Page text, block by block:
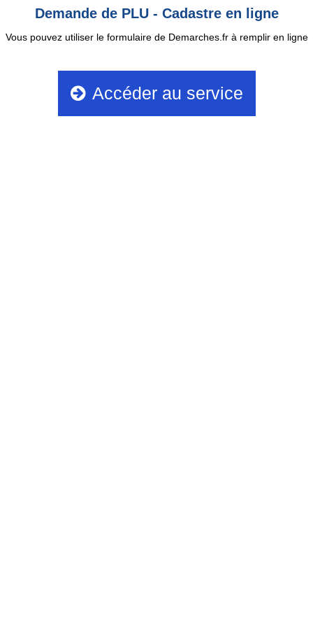
Demande de PLU - Cadastre en ligne
Vous pouvez utiliser le formulaire de Demarches.fr à remplir en ligne
Accéder au service